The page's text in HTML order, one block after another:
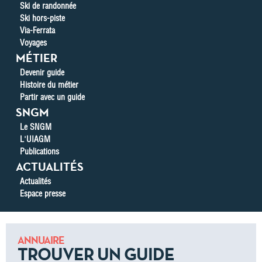
Ski de randonnée
Ski hors-piste
Via-Ferrata
Voyages
MÉTIER
Devenir guide
Histoire du métier
Partir avec un guide
SNGM
Le SNGM
L'UIAGM
Publications
ACTUALITÉS
Actualités
Espace presse
ANNUAIRE
TROUVER UN GUIDE